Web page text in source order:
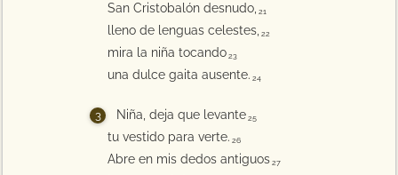
San Cristobalón desnudo, 21
lleno de lenguas celestes, 22
mira la niña tocando 23
una dulce gaita ausente. 24
Niña, deja que levante 25
tu vestido para verte. 26
Abre en mis dedos antiguos 27